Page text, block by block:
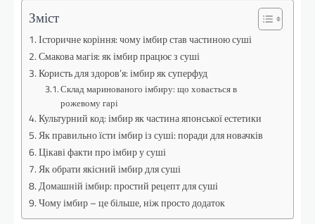
Зміст
Історичне коріння: чому імбир став частиною суші
Смакова магія: як імбир працює з суші
Користь для здоров’я: імбир як суперфуд
Склад маринованого імбиру: що ховається в
рожевому гарі
Культурний код: імбир як частина японської естетики
Як правильно їсти імбир із суші: поради для новачків
Цікаві факти про імбир у суші
Як обрати якісний імбир для суші
Домашній імбир: простий рецепт для суші
Чому імбир – це більше, ніж просто додаток